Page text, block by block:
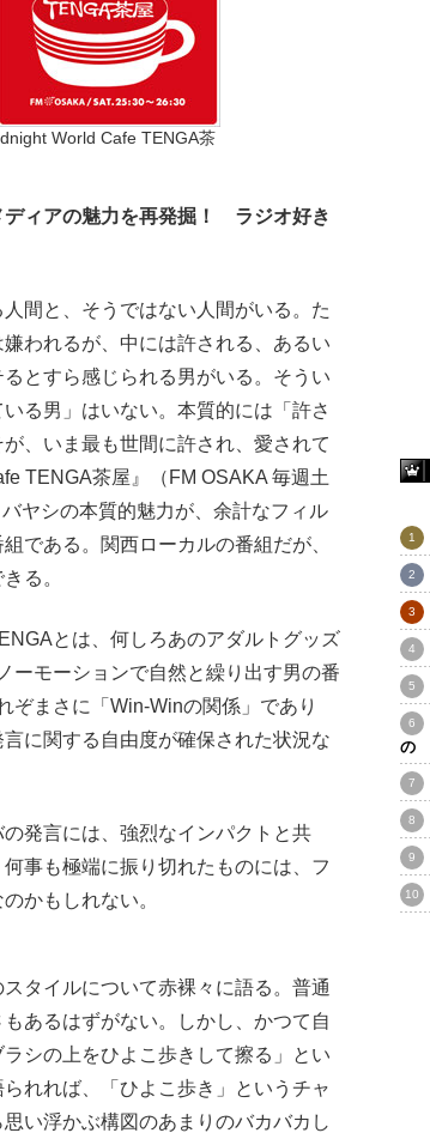
World Cafe TENGA茶
ディアの魅力を再発掘！ ラジオ好き
間と、そうではない人間がいる。た
われるが、中には許される、あるい
とすら感じられる男がいる。そうい
る男」はいない。本質的には「許さ
、いま最も世間に許され、愛されて
TENGA茶屋』（FM OSAKA 毎週土
ヤシの本質的魅力が、余計なフィル
である。関西ローカルの番組だが、
る。
とは、何しろあのアダルトグッズ
ーモーションで自然と繰り出す男の番
ぞまさに「Win-Winの関係」であり
に関する自由度が確保された状況な
発言には、強烈なインパクトと共
事も極端に振り切れたものには、フ
かもしれない。
タイルについて赤裸々に語る。普通
あるはずがない。しかし、かつて自
シの上をひよこ歩きして擦る」とい
れれば、「ひよこ歩き」というチャ
い浮かぶ構図のあまりのバカバカし
の